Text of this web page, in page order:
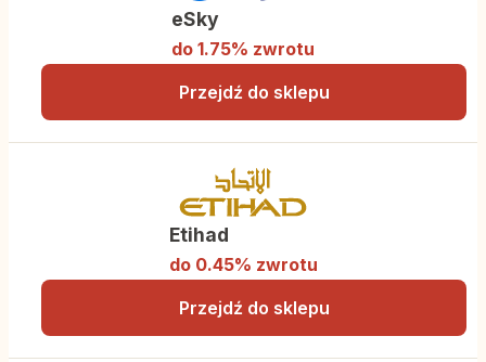
eSky
do 1.75% zwrotu
Przejdź do sklepu
Etihad
do 0.45% zwrotu
Przejdź do sklepu